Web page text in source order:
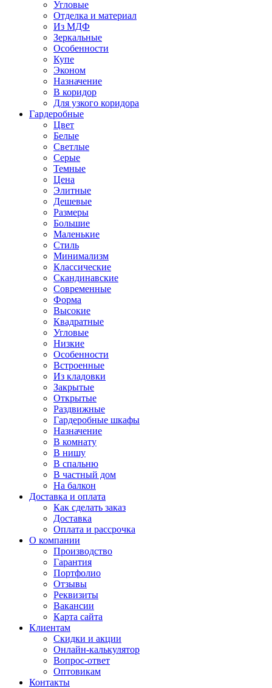
Угловые
Отделка и материал
Из МДФ
Зеркальные
Особенности
Купе
Эконом
Назначение
В коридор
Для узкого коридора
Гардеробные
Цвет
Белые
Светлые
Серые
Темные
Цена
Элитные
Дешевые
Размеры
Большие
Маленькие
Стиль
Минимализм
Классические
Скандинавские
Современные
Форма
Высокие
Квадратные
Угловые
Низкие
Особенности
Встроенные
Из кладовки
Закрытые
Открытые
Раздвижные
Гардеробные шкафы
Назначение
В комнату
В нишу
В спальню
В частный дом
На балкон
Доставка и оплата
Как сделать заказ
Доставка
Оплата и рассрочка
О компании
Производство
Гарантия
Портфолио
Отзывы
Реквизиты
Вакансии
Карта сайта
Клиентам
Скидки и акции
Онлайн-калькулятор
Вопрос-ответ
Оптовикам
Контакты